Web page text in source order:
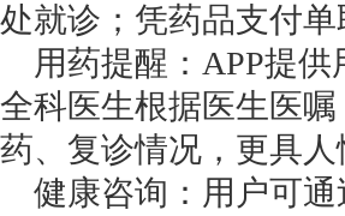
处就诊；凭药品支付
用药提醒：APP提供
全科医生根据医生医
药、复诊情况，更具人
健康咨询：用户可通